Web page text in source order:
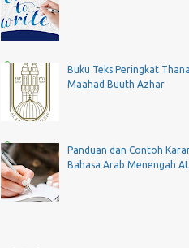
Buku Teks Peringkat
Maahad Buuth Azhar
Panduan dan Contoh
Bahasa Arab Menengah